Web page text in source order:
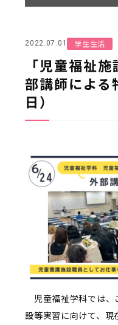
2022.07.01 学生生活
「児童福祉
部講師によ
⽇）
児童福祉学科では、
設等実習に向けて、現